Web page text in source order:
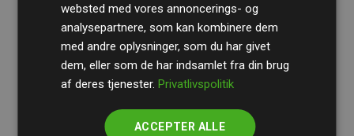
RevisionshusetBDOgennemgår løbende vores
beregninger og metode for at sikre gennemsigtighed
og pålidelighed.
Deres revision dokumenterer, at vores investeringer i
medlemmernes websites estimerede CO₂-
websted med vores annoncerings- og
analysepartnere, som kan kombinere dem
med andre oplysninger, som du har givet
dem, eller som de har indsamlet fra din brug
af deres tjenester.Privatlivspolitik
ACCEPTER ALLE